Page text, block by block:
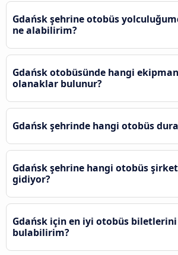
Gdańsk şehrine otobüs
ne alabilirim?
Gdańsk otobüsünde hangi
olanaklar bulunur?
Gdańsk şehrinde hangi otobüs
Gdańsk şehrine hangi otobüs
gidiyor?
Gdańsk için en iyi otobüs biletlerini
bulabilirim?